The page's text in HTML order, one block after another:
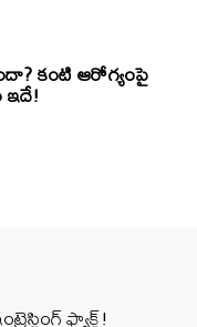
కంటి ఆరోగ్యంపై
ఫ్యాక్ట్!